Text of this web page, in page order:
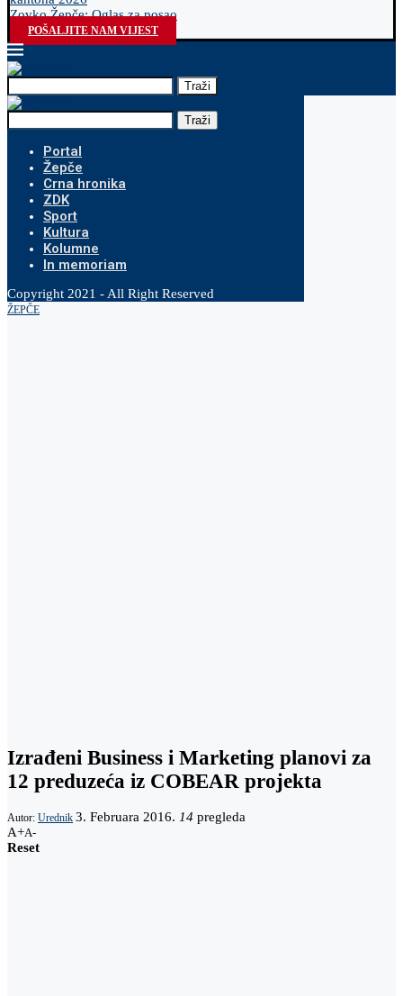
Zovko Žepče: Oglas za posao
POŠALJITE NAM VIJEST
Traži
Traži
Portal
Žepče
Crna hronika
ZDK
Sport
Kultura
Kolumne
In memoriam
Copyright 2021 - All Right Reserved
ŽEPČE
Izrađeni Business i Marketing planovi za
12 preduzeća iz COBEAR projekta
Autor: Urednik 3. Februara 2016. 14 pregleda
A+A-
Reset